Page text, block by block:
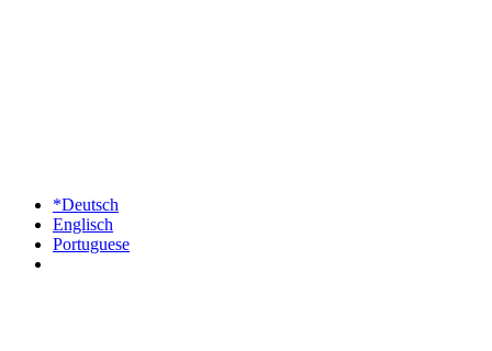
*Deutsch
Englisch
Portuguese